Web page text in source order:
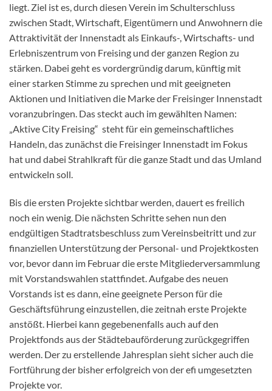
liegt. Ziel ist es, durch diesen Verein im Schulterschluss
zwischen Stadt, Wirtschaft, Eigentümern und Anwohnern die
Attraktivität der Innenstadt als Einkaufs-, Wirtschafts- und
Erlebniszentrum von Freising und der ganzen Region zu
stärken. Dabei geht es vordergründig darum, künftig mit
einer starken Stimme zu sprechen und mit geeigneten
Aktionen und Initiativen die Marke der Freisinger Innenstadt
voranzubringen. Das steckt auch im gewählten Namen:
„Aktive City Freising“ steht für ein gemeinschaftliches
Handeln, das zunächst die Freisinger Innenstadt im Fokus
hat und dabei Strahlkraft für die ganze Stadt und das Umland
entwickeln soll.
Bis die ersten Projekte sichtbar werden, dauert es freilich
noch ein wenig. Die nächsten Schritte sehen nun den
endgültigen Stadtratsbeschluss zum Vereinsbeitritt und zur
finanziellen Unterstützung der Personal- und Projektkosten
vor, bevor dann im Februar die erste Mitgliederversammlung
mit Vorstandswahlen stattfindet. Aufgabe des neuen
Vorstands ist es dann, eine geeignete Person für die
Geschäftsführung einzustellen, die zeitnah erste Projekte
anstößt. Hierbei kann gegebenenfalls auch auf den
Projektfonds aus der Städtebauförderung zurückgegriffen
werden. Der zu erstellende Jahresplan sieht sicher auch die
Fortführung der bisher erfolgreich von der efi umgesetzten
Projekte vor.